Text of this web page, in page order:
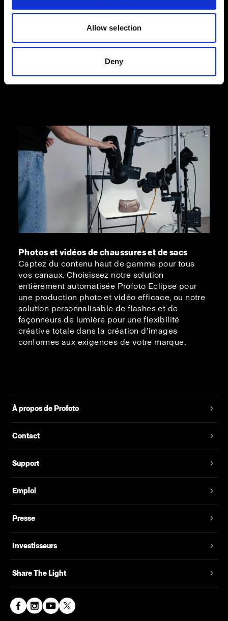
Allow selection
Deny
aident à capter des images de produits de haute
qualité qui stimulent les conversions. Choisissez
Horizontal ou optez pour une flexibilité créative
totale avec notre configuration de flashes et de
Photos et vidéos de chaussures et de sacs
Captez du contenu haut de gamme pour tous
vos canaux. Choisissez notre solution
entièrement automatisée Profoto Eclipse pour
une production photo et vidéo efficace, ou notre
solution personnalisable de flashes et de
façonneurs de lumière pour une flexibilité
créative totale dans la création d’images
conformes aux exigences de votre marque.
À propos de Profoto
Contact
Support
Emploi
Presse
Investisseurs
Share The Light